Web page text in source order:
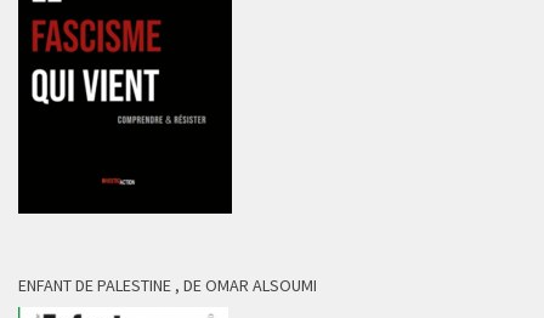
ENFANT DE PALESTINE , DE OMAR ALSOUMI